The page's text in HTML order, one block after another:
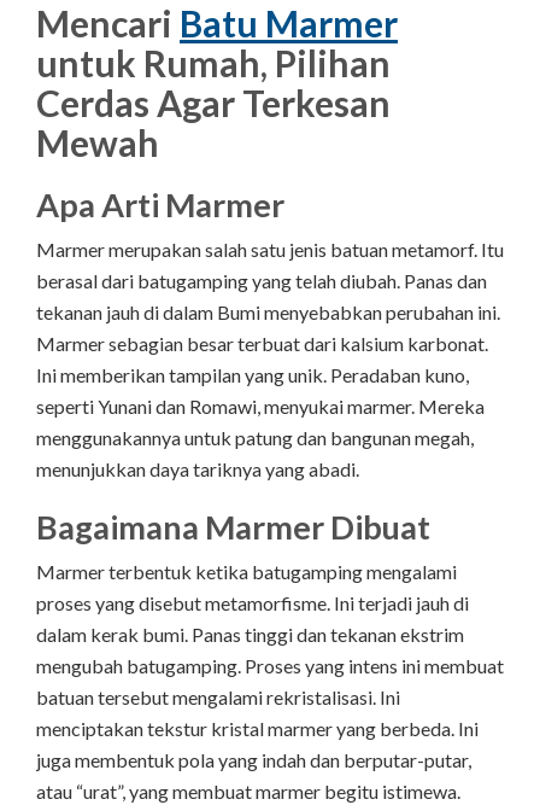
Mencari Batu Marmer
untuk Rumah, Pilihan
Cerdas Agar Terkesan
Mewah
Apa Arti Marmer
Marmer merupakan salah satu jenis batuan metamorf. Itu
berasal dari batugamping yang telah diubah. Panas dan
tekanan jauh di dalam Bumi menyebabkan perubahan ini.
Marmer sebagian besar terbuat dari kalsium karbonat.
Ini memberikan tampilan yang unik. Peradaban kuno,
seperti Yunani dan Romawi, menyukai marmer. Mereka
menggunakannya untuk patung dan bangunan megah,
menunjukkan daya tariknya yang abadi.
Bagaimana Marmer Dibuat
Marmer terbentuk ketika batugamping mengalami
proses yang disebut metamorfisme. Ini terjadi jauh di
dalam kerak bumi. Panas tinggi dan tekanan ekstrim
mengubah batugamping. Proses yang intens ini membuat
batuan tersebut mengalami rekristalisasi. Ini
menciptakan tekstur kristal marmer yang berbeda. Ini
juga membentuk pola yang indah dan berputar-putar,
atau “urat”, yang membuat marmer begitu istimewa.